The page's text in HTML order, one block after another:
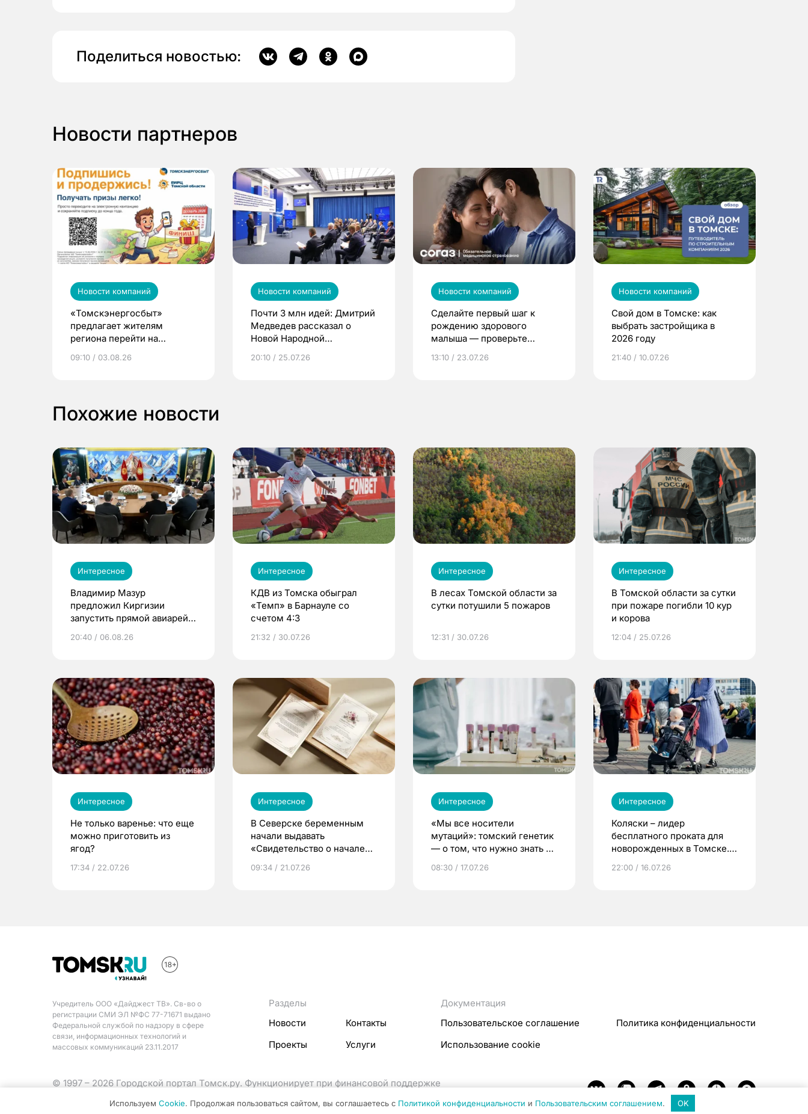
Поделиться новостью:
Новости партнеров
Новости компаний
«Томскэнергосбыт»
предлагает жителям
региона перейти на
выиграть призы
09:10 / 03.08.26
Новости компаний
Почти 3 млн идей: Дмитрий
Медведев рассказал о
Новой Народной
20:10 / 25.07.26
Новости компаний
Сделайте первый шаг к
рождению здорового
малыша — проверьте
по ОМС!
13:10 / 23.07.26
Новости компаний
Свой дом в Томске: как
выбрать застройщика в
2026 году
21:40 / 10.07.26
Похожие новости
Интересное
Владимир Мазур
предложил Киргизии
запустить прямой авиарейс
20:40 / 06.08.26
Интересное
КДВ из Томска обыграл
«Темп» в Барнауле со
счетом 4:3
21:32 / 30.07.26
Интересное
В лесах Томской области за
сутки потушили 5 пожаров
12:31 / 30.07.26
Интересное
В Томской области за сутки
при пожаре погибли 10 кур
и корова
12:04 / 25.07.26
Интересное
Не только варенье: что еще
можно приготовить из
ягод?
17:34 / 22.07.26
Интересное
В Северске беременным
начали выдавать
«Свидетельство о начале
09:34 / 21.07.26
Интересное
«Мы все носители
мутаций»: томский генетик
— о том, что нужно знать до
08:30 / 17.07.26
Интересное
Коляски – лидер
бесплатного проката для
новорожденных в Томске.
22:00 / 16.07.26
Учредитель ООО «Дайджест ТВ». Св-во о
регистрации СМИ ЭЛ №ФС 77-71671 выдано
Федеральной службой по надзору в сфере
связи, информационных технологий и
массовых коммуникаций 23.11.2017
Разделы
Новости
Контакты
Проекты
Услуги
Документация
Пользовательское соглашение
Политика конфиденциальности
Использование cookie
© 1997 – 2026 Городской портал Томск.ру. Функционирует при финансовой поддержке
Используем Cookie. Продолжая пользоваться сайтом, вы соглашаетесь с Политикой конфиденциальности и Пользовательским соглашением. OK